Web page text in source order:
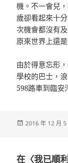
機。不一會兒
歲卻看起來十
次機會都沒有
原來世界上還
由於得意忘形
學校的巴士，
598路車到臨安
發
2016 年 12 月 5
在〈我已順